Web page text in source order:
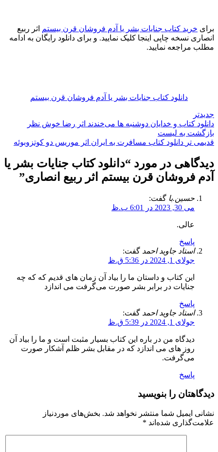
برای خرید کتاب جنایات بشر یا آدم فروشان قرن بیستم اثر ربیع
انصاری نسخه چاپی اینجا کلیک نمایید. و برای دانلود رایگان به ادامه
مطلب مراجعه نمایید.
دانلود کتاب جنایات بشر یا آدم فروشان قرن بیستم
جدیدتر
دانلود کتاب و خدایان دوشنبه ها می‌خندند اثر رضا خوش نظر
بازگشت به لیست
قدیمی تر دانلود کتاب مسافرت به ایران اثر موریس دو کوتزوبوئه
دیدگاهی در مورد “دانلود کتاب جنایات بشر یا
آدم فروشان قرن بیستم اثر ربیع انصاری”
حسین.با گفت:
می 30, 2023 در 6:01 ب.ظ
عالی.
پاسخ
استاد جاوید احمد گفت:
جولای 1, 2024 در 5:36 ق.ظ
این کتاب و داستان ما را بیاد آن زمان های قدیم که که چه
جنایات در برابر بشر صورت می‌گرفت می اندازد
پاسخ
استاد جاوید احمد گفت:
جولای 1, 2024 در 5:39 ق.ظ
دیدگاه من در باره این کتاب بسیار مثبت است و ما را بیاد آن
روز های می اندازد که در مقابل بشر ظلم آشکار صورت
می‌گرفت.
پاسخ
دیدگاهتان را بنویسید
نشانی ایمیل شما منتشر نخواهد شد. بخش‌های موردنیاز
علامت‌گذاری شده‌اند *